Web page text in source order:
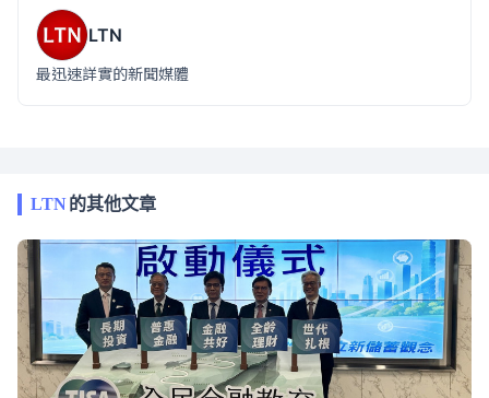
LTN
最迅速詳實的新聞媒體
LTN的其他文章